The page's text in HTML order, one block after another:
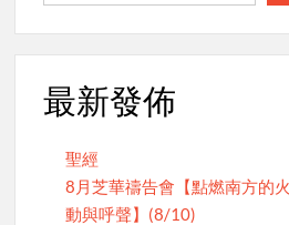
最新發佈
聖經
8月芝華禱告會【點燃南方的
動與呼聲】(8/10)